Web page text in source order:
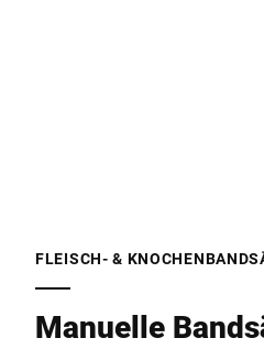
PLZ *
FLEISCH- &
Manuelle